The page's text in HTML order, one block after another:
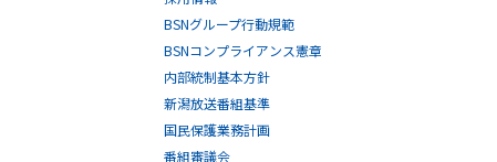
BSNグループ行動規範
BSNコンプライアンス憲章
内部統制基本方針
新潟放送番組基準
国民保護業務計画
番組審議会